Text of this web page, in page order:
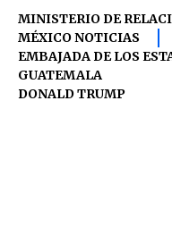
MINISTERIO DE
MÉXICO NOTICIAS
EMBAJADA DE LOS
GUATEMALA
DONALD TRUMP